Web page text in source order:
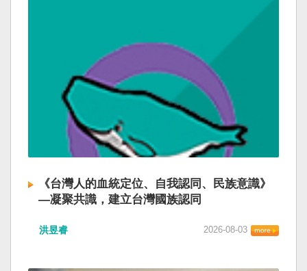
《台灣人的血統定位、自我認同、民族意識》
—凝聚共識，建立台灣國族認同
洪昱睿 2026-08-03